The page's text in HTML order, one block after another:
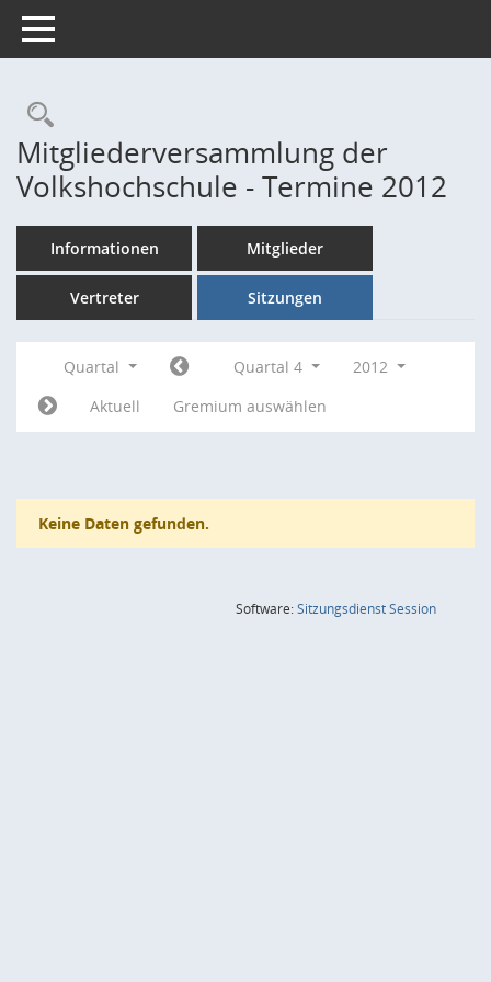
Toggle navigation
Rechercheauswahl
Mitgliederversammlung der
Volkshochschule - Termine 2012
Informationen Mitglieder
Vertreter Sitzungen
Quartal Quartal 4
2012
Aktuell
Gremium auswählen
Keine Daten gefunden.
Software:SitzungsdienstSession(Wird in